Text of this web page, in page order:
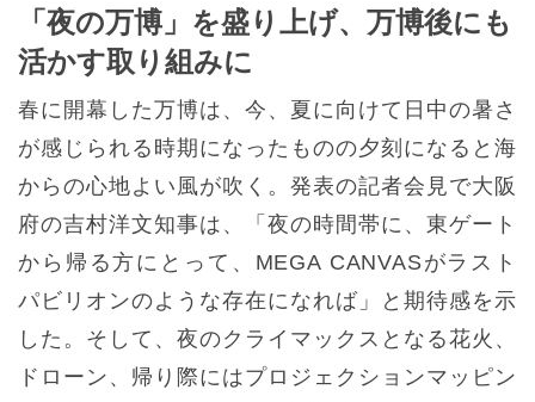
「夜の万博」を盛り上げ、万博後にも
活かす取り組みに
春に開幕した万博は、今、夏に向けて日中の暑さ
が感じられる時期になったものの夕刻になると海
からの心地よい風が吹く。発表の記者会見で大阪
府の吉村洋文知事は、「夜の時間帯に、東ゲート
から帰る方にとって、MEGA CANVASがラスト
パビリオンのような存在になれば」と期待感を示
した。そして、夜のクライマックスとなる花火、
ドローン、帰り際にはプロジェクションマッピン